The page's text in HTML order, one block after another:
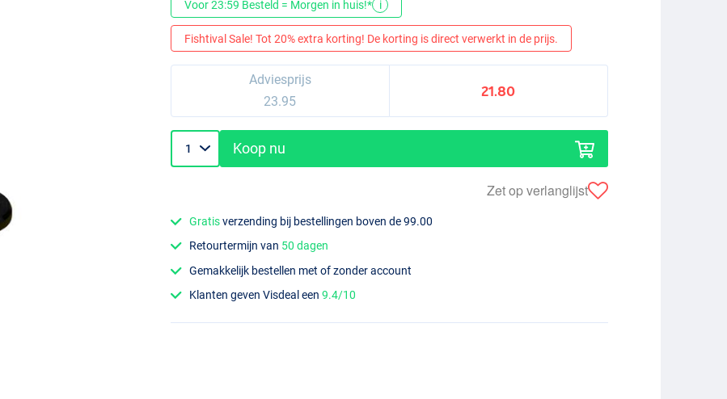
Voor 23:59 Besteld = Morgen in huis!* i
Fishtival Sale! Tot 20% extra korting! De korting is direct verwerkt in de prijs.
Adviesprijs
23.95
21.80
Koop nu
Zet op verlanglijst
Gratisverzending bij bestellingen boven de 99.00
Retourtermijn van 50 dagen
Gemakkelijk bestellen met of zonder account
Klanten geven Visdeal een9.4/10